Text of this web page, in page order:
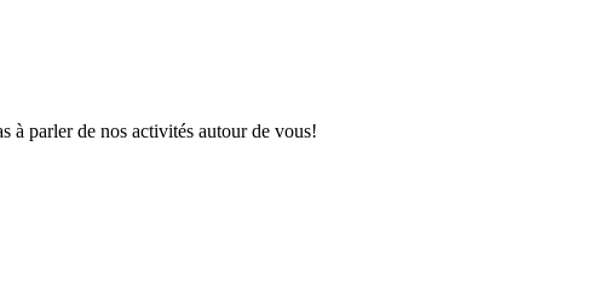
à parler de nos activités autour de vous!